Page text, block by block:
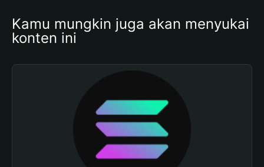
Kamu mungkin juga akan menyukai
konten ini